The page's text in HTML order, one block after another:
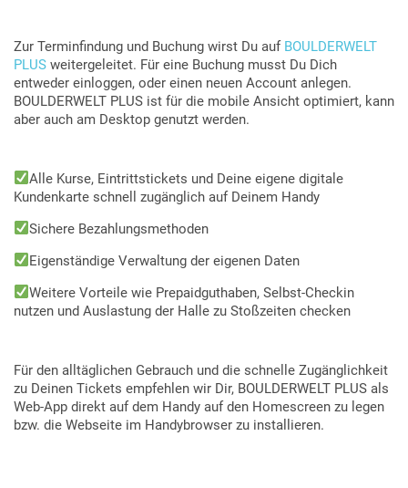
Zur Terminfindung und Buchung wirst Du auf BOULDERWELT
PLUS weitergeleitet. Für eine Buchung musst Du Dich
entweder einloggen, oder einen neuen Account anlegen.
BOULDERWELT PLUS ist für die mobile Ansicht optimiert, kann
aber auch am Desktop genutzt werden.
Alle Kurse, Eintrittstickets und Deine eigene digitale
Kundenkarte schnell zugänglich auf Deinem Handy
Sichere Bezahlungsmethoden
Eigenständige Verwaltung der eigenen Daten
Weitere Vorteile wie Prepaidguthaben, Selbst-Checkin
nutzen und Auslastung der Halle zu Stoßzeiten checken
Für den alltäglichen Gebrauch und die schnelle Zugänglichkeit
zu Deinen Tickets empfehlen wir Dir, BOULDERWELT PLUS als
Web-App direkt auf dem Handy auf den Homescreen zu legen
bzw. die Webseite im Handybrowser zu installieren.